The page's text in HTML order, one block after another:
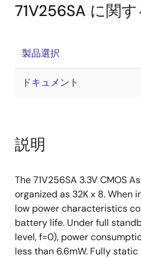
71V256SA に関
製品選択
ドキュメント
説明
The 71V256SA 3.3V CMOS
organized as 32K x 8. When
low power characteristics
battery life. Under full
level, f=0), power
less than 6.6mW. Fully